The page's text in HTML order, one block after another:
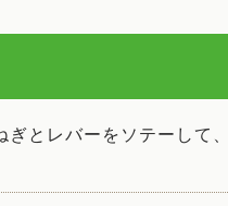
とレバーをソテーして